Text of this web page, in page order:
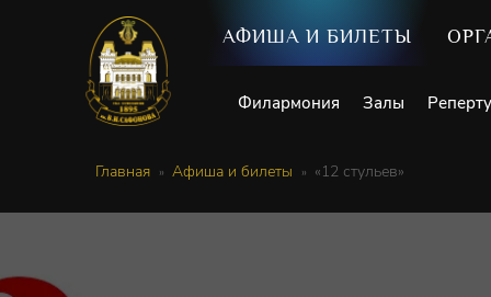
АФИША И БИЛЕТЫ
Филармония Залы
Главная Афиша и билеты «12 стульев»